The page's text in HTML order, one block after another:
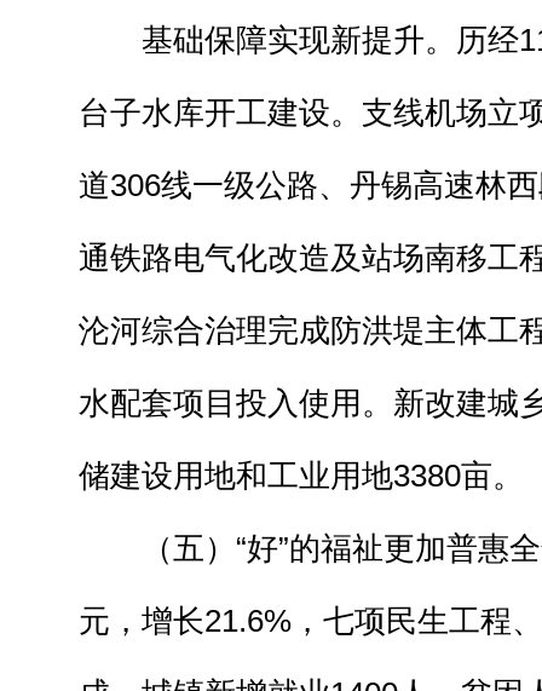
基础保障实现新提升。历经
台子水库开工建设。支线机场立
道306线一级公路、丹锡高速林
通铁路电气化改造及站场南移工
沦河综合治理完成防洪堤主体工
水配套项目投入使用。新改建城
储建设用地和工业用地3380亩。
（五）“好”的福祉更加普惠全
元，增长21.6%，七项民生工程